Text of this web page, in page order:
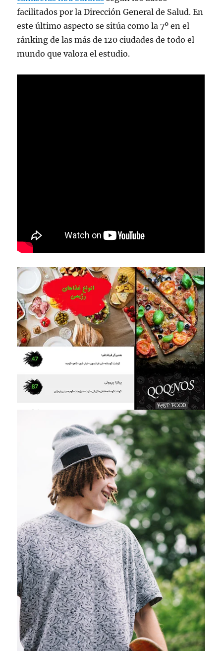
facilitados por la Dirección General de Salud. En
este último aspecto se sitúa como la 7º en el
ránking de las más de 120 ciudades de todo el
mundo que valora el estudio.